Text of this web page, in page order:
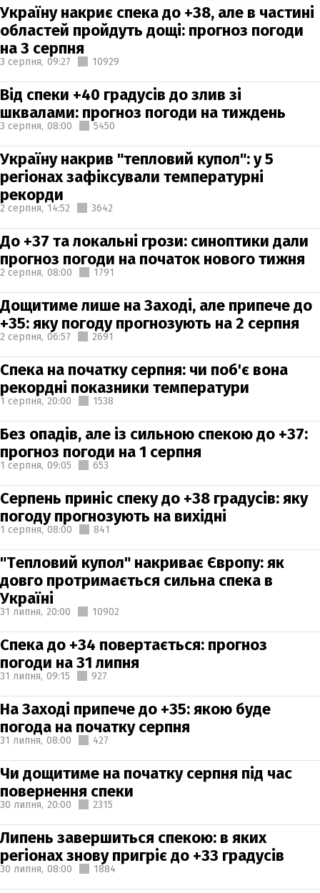
Україну накриє спека до +38, але в частині
областей пройдуть дощі: прогноз погоди
на 3 серпня
3 серпня, 09:27 10929
Від спеки +40 градусів до злив зі
шквалами: прогноз погоди на тиждень
3 серпня, 08:00 5450
Україну накрив "тепловий купол": у 5
регіонах зафіксували температурні
рекорди
2 серпня, 14:52 3642
До +37 та локальні грози: синоптики дали
прогноз погоди на початок нового тижня
2 серпня, 08:00 1791
Дощитиме лише на Заході, але припече до
+35: яку погоду прогнозують на 2 серпня
2 серпня, 06:57 2691
Спека на початку серпня: чи поб'є вона
рекордні показники температури
1 серпня, 20:00 1538
Без опадів, але із сильною спекою до +37:
прогноз погоди на 1 серпня
1 серпня, 09:05 653
Серпень приніс спеку до +38 градусів: яку
погоду прогнозують на вихідні
1 серпня, 08:00 841
"Тепловий купол" накриває Європу: як
довго протримається сильна спека в
Україні
31 липня, 20:00 10902
Спека до +34 повертається: прогноз
погоди на 31 липня
31 липня, 09:15 927
На Заході припече до +35: якою буде
погода на початку серпня
31 липня, 08:00 427
Чи дощитиме на початку серпня під час
повернення спеки
30 липня, 20:00 2315
Липень завершиться спекою: в яких
регіонах знову пригріє до +33 градусів
30 липня, 08:00 1884